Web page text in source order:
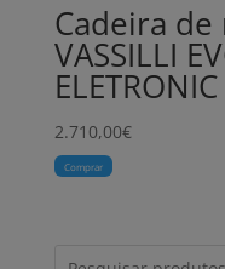
Cadeira
VASSILLI
ELETRONIC
2.710,00€
Comprar